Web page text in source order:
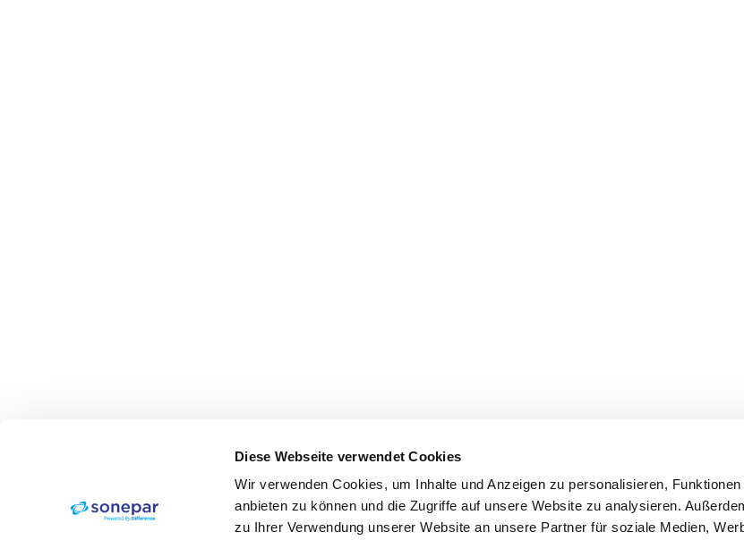
Diese Webseite verwendet Cookies
Wir verwenden Cookies, um Inhalte und Anzeigen zu personalisieren,
anbieten zu können und die Zugriffe auf unsere Website zu analysieren.
zu Ihrer Verwendung unserer Website an unsere Partner für soziale Medien,